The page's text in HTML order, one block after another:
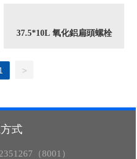
37.5*10L 氧化鋁扁頭螺栓
>
式
（8001）